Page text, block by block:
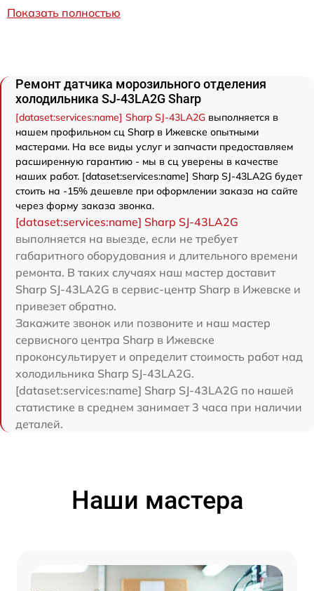
Показать полностью
Ремонт датчика морозильного отделения
холодильника SJ-43LA2G Sharp
[dataset:services:name] Sharp SJ-43LA2G выполняется в
нашем профильном сц Sharp в Ижевске опытными
мастерами. На все виды услуг и запчасти предоставляем
расширенную гарантию - мы в сц уверены в качестве
наших работ. [dataset:services:name] Sharp SJ-43LA2G будет
стоить на -15% дешевле при оформлении заказа на сайте
через форму заказа звонка.
[dataset:services:name] Sharp SJ-43LA2G
выполняется на выезде, если не требует
габаритного оборудования и длительного времени
ремонта. В таких случаях наш мастер доставит
Sharp SJ-43LA2G в сервис-центр Sharp в Ижевске и
привезет обратно.
Закажите звонок или позвоните и наш мастер
сервисного центра Sharp в Ижевске
проконсультирует и определит стоимость работ над
холодильника Sharp SJ-43LA2G.
[dataset:services:name] Sharp SJ-43LA2G по нашей
статистике в среднем занимает 3 часа при наличии
деталей.
Наши мастера